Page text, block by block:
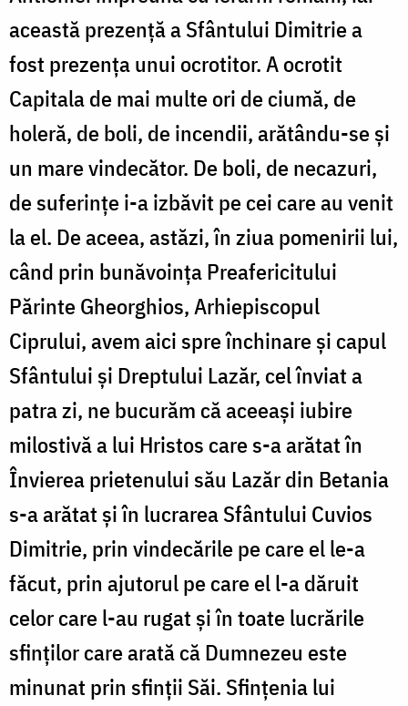
această prezență a Sfântului Dimitrie a
fost prezența unui ocrotitor. A ocrotit
Capitala de mai multe ori de ciumă, de
holeră, de boli, de incendii, arătându-se și
un mare vindecător. De boli, de necazuri,
de suferințe i-a izbăvit pe cei care au venit
la el. De aceea, astăzi, în ziua pomenirii lui,
când prin bunăvoința Preafericitului
Părinte Gheorghios, Arhiepiscopul
Ciprului, avem aici spre închinare și capul
Sfântului și Dreptului Lazăr, cel înviat a
patra zi, ne bucurăm că aceeași iubire
milostivă a lui Hristos care s-a arătat în
Învierea prietenului său Lazăr din Betania
s-a arătat și în lucrarea Sfântului Cuvios
Dimitrie, prin vindecările pe care el le-a
făcut, prin ajutorul pe care el l-a dăruit
celor care l-au rugat și în toate lucrările
sfinților care arată că Dumnezeu este
minunat prin sfinții Săi. Sfințenia lui